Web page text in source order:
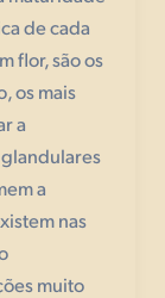
de cada
flor, são os
os mais
a
a
nas
muito